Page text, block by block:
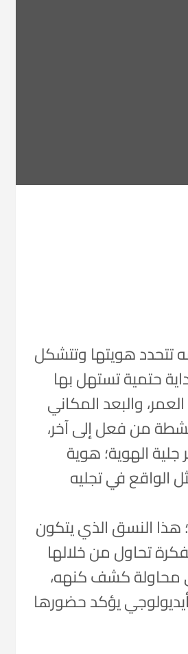
تتحدد هويتها وتتشكل
حتمية تستهل بها
والبعد المكاني
من فعل إلى آخر،
جلية الهوية؛ هوية
الواقع في تجليه
هذا النسق الذي يتكون
تحاول من خلالها
محاولة كشف كنهه،
يؤكد حضورها